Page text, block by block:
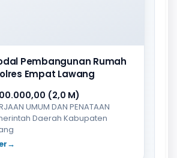
Pembangunan Rumah
Empat Lawang
(2,0 M)
UMUM DAN PENATAAN
Daerah Kabupaten
→